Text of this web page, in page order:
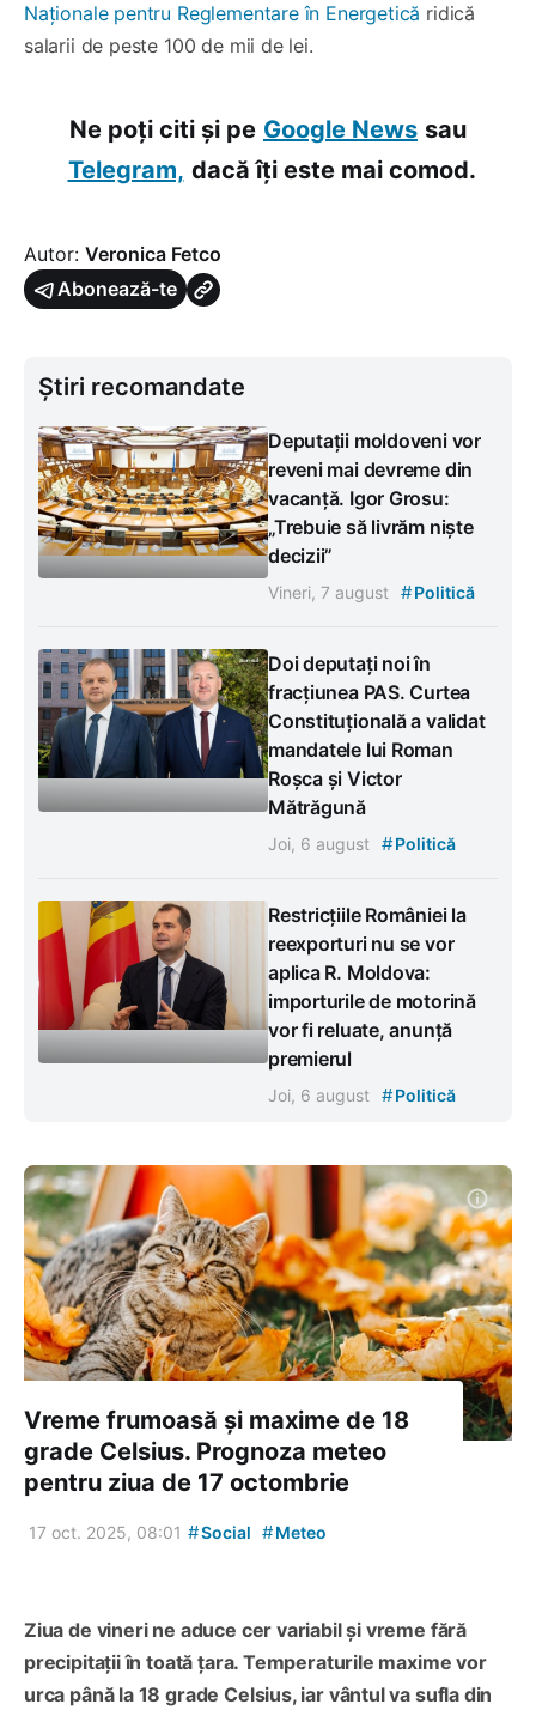
Naționale pentru Reglementare în Energetică ridică
salarii de peste 100 de mii de lei.
Ne poți citi și pe Google News sau
Telegram, dacă îți este mai comod.
Autor: Veronica Fetco
Abonează-te
Știri recomandate
Deputații moldoveni vor
reveni mai devreme din
vacanță. Igor Grosu:
„Trebuie să livrăm niște
decizii”
Vineri, 7 august #Politică
Doi deputați noi în
fracțiunea PAS. Curtea
Constituțională a validat
mandatele lui Roman
Roșca și Victor
Mătrăgună
Joi, 6 august #Politică
Restricțiile României la
reexporturi nu se vor
aplica R. Moldova:
importurile de motorină
vor fi reluate, anunță
premierul
Joi, 6 august #Politică
Vreme frumoasă și maxime de 18
grade Celsius. Prognoza meteo
pentru ziua de 17 octombrie
17 oct. 2025, 08:01 #Social #Meteo
Ziua de vineri ne aduce cer variabil și vreme fără
precipitații în toată țara. Temperaturile maxime vor
urca până la 18 grade Celsius, iar vântul va sufla din